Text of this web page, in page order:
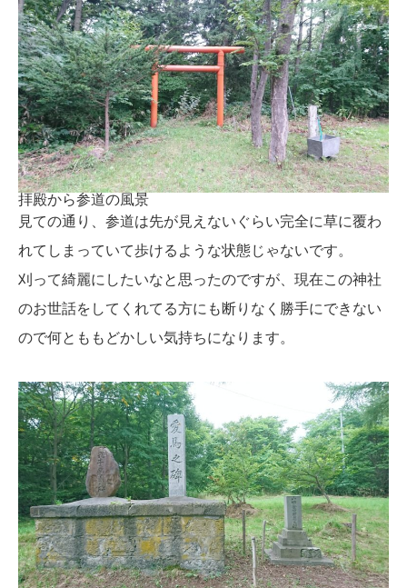
拝殿から参道の風景
見ての通り、参道は先が見えないぐらい完全に草に覆わ
れてしまっていて歩けるような状態じゃないです。
刈って綺麗にしたいなと思ったのですが、現在この神社
のお世話をしてくれてる方にも断りなく勝手にできない
ので何とももどかしい気持ちになります。